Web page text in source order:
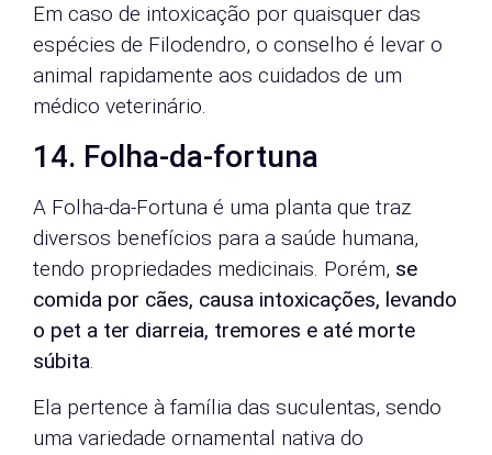
Em caso de intoxicação por quaisquer das
espécies de Filodendro, o conselho é levar o
animal rapidamente aos cuidados de um
médico veterinário.
14. Folha-da-fortuna
A Folha-da-Fortuna é uma planta que traz
diversos benefícios para a saúde humana,
tendo propriedades medicinais. Porém, se
comida por cães, causa intoxicações, levando
o pet a ter diarreia, tremores e até morte
súbita.
Ela pertence à família das suculentas, sendo
uma variedade ornamental nativa do